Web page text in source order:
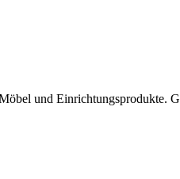
und Einrichtungsprodukte.